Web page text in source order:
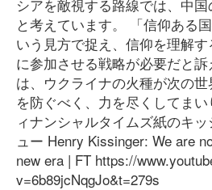
シアを敵視する路線では、中
と考えています。 「信仰ある
いう見方で捉え、信仰を理解
に参加させる戦略が必要だと
は、ウクライナの火種が次の
を防ぐべく、力を尽くしてま
ィナンシャルタイムズ紙のキ
ュー Henry Kissinger: We are
new era | FT https://
v=6b89jcNqgJo&t=279s